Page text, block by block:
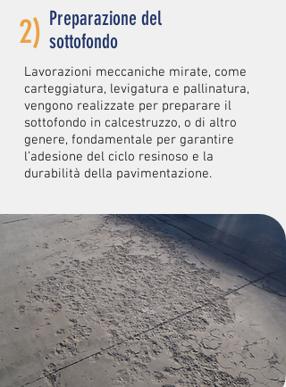
2) Preparazione del
sottofondo
Lavorazioni meccaniche mirate, come
carteggiatura, levigatura e pallinatura,
vengono realizzate per preparare il
sottofondo in calcestruzzo, o di altro
genere, fondamentale per garantire
l’adesione del ciclo resinoso e la
durabilità della pavimentazione.